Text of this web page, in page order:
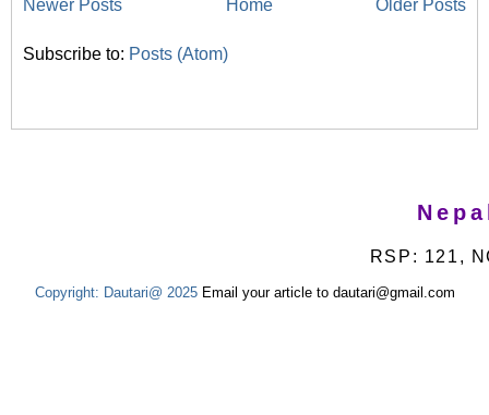
Newer Posts Older Posts
Home
Subscribe to: Posts (Atom)
RSP: 121,
Copyright: Dautari@ 2025 Email your article to dautari@gmail.com